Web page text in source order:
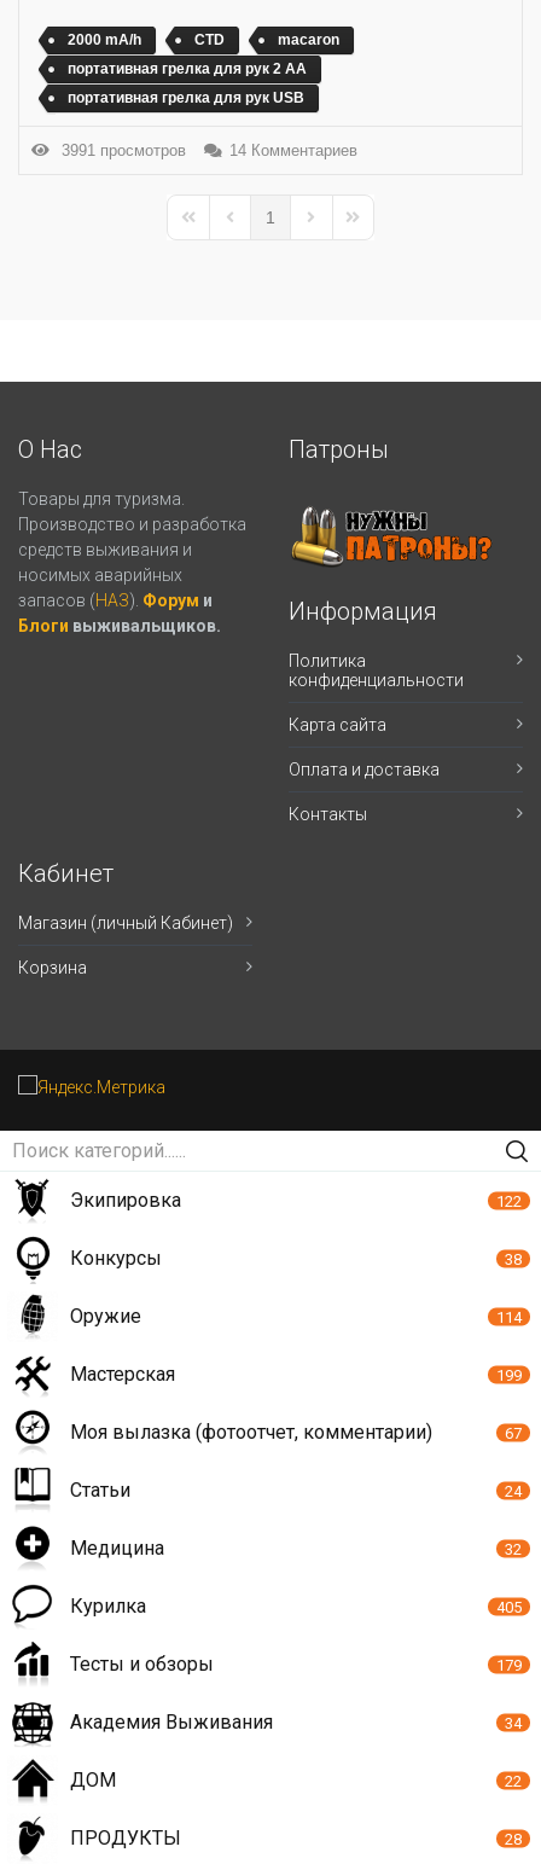
2000 mA/h CTD
macaron
портативная грелка для рук 2 АА
портативная грелка для рук USB
3991 просмотров 14 Комментариев
First PagePrevious Page
1
Next PageLast Page
О Нас
Товары для туризма.
Производство и разработка
средств выживания и
носимых аварийных
запасов (НАЗ). Форум и
Блоги выживальщиков.
Патроны
Информация
Политика
конфиденциальности
Карта сайта
Оплата и доставка
Контакты
Кабинет
Магазин (личный Кабинет)
Корзина
Экипировка 122
Конкурсы 38
Оружие 114
Мастерская 199
Моя вылазка (фотоотчет, комментарии) 67
Статьи 24
Медицина 32
Курилка 405
Тесты и обзоры 179
Академия Выживания 34
ДОМ 22
ПРОДУКТЫ 28